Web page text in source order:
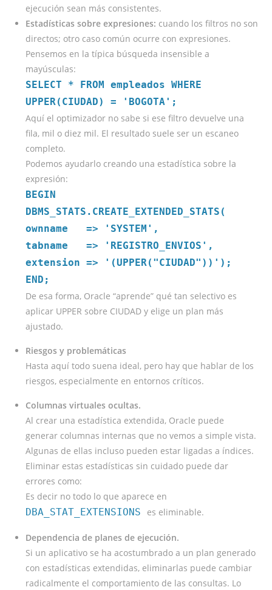
ejecución sean más consistentes.
Estadísticas sobre expresiones: cuando los filtros no son
directos; otro caso común ocurre con expresiones.
Pensemos en la típica búsqueda insensible a
mayúsculas:
SELECT * FROM empleados WHERE
UPPER(CIUDAD) = 'BOGOTA';
Aquí el optimizador no sabe si ese filtro devuelve una
fila, mil o diez mil. El resultado suele ser un escaneo
completo.
Podemos ayudarlo creando una estadística sobre la
expresión:
BEGIN
DBMS_STATS.CREATE_EXTENDED_STATS(
ownname => 'SYSTEM',
tabname => 'REGISTRO_ENVIOS',
extension => '(UPPER("CIUDAD"))');
END;
De esa forma, Oracle “aprende” qué tan selectivo es
aplicar UPPER sobre CIUDAD y elige un plan más
ajustado.
Riesgos y problemáticas
Hasta aquí todo suena ideal, pero hay que hablar de los
riesgos, especialmente en entornos críticos.
Columnas virtuales ocultas.
Al crear una estadística extendida, Oracle puede
generar columnas internas que no vemos a simple vista.
Algunas de ellas incluso pueden estar ligadas a índices.
Eliminar estas estadísticas sin cuidado puede dar
errores como:
Es decir no todo lo que aparece en
DBA_STAT_EXTENSIONS es eliminable.
Dependencia de planes de ejecución.
Si un aplicativo se ha acostumbrado a un plan generado
con estadísticas extendidas, eliminarlas puede cambiar
radicalmente el comportamiento de las consultas. Lo